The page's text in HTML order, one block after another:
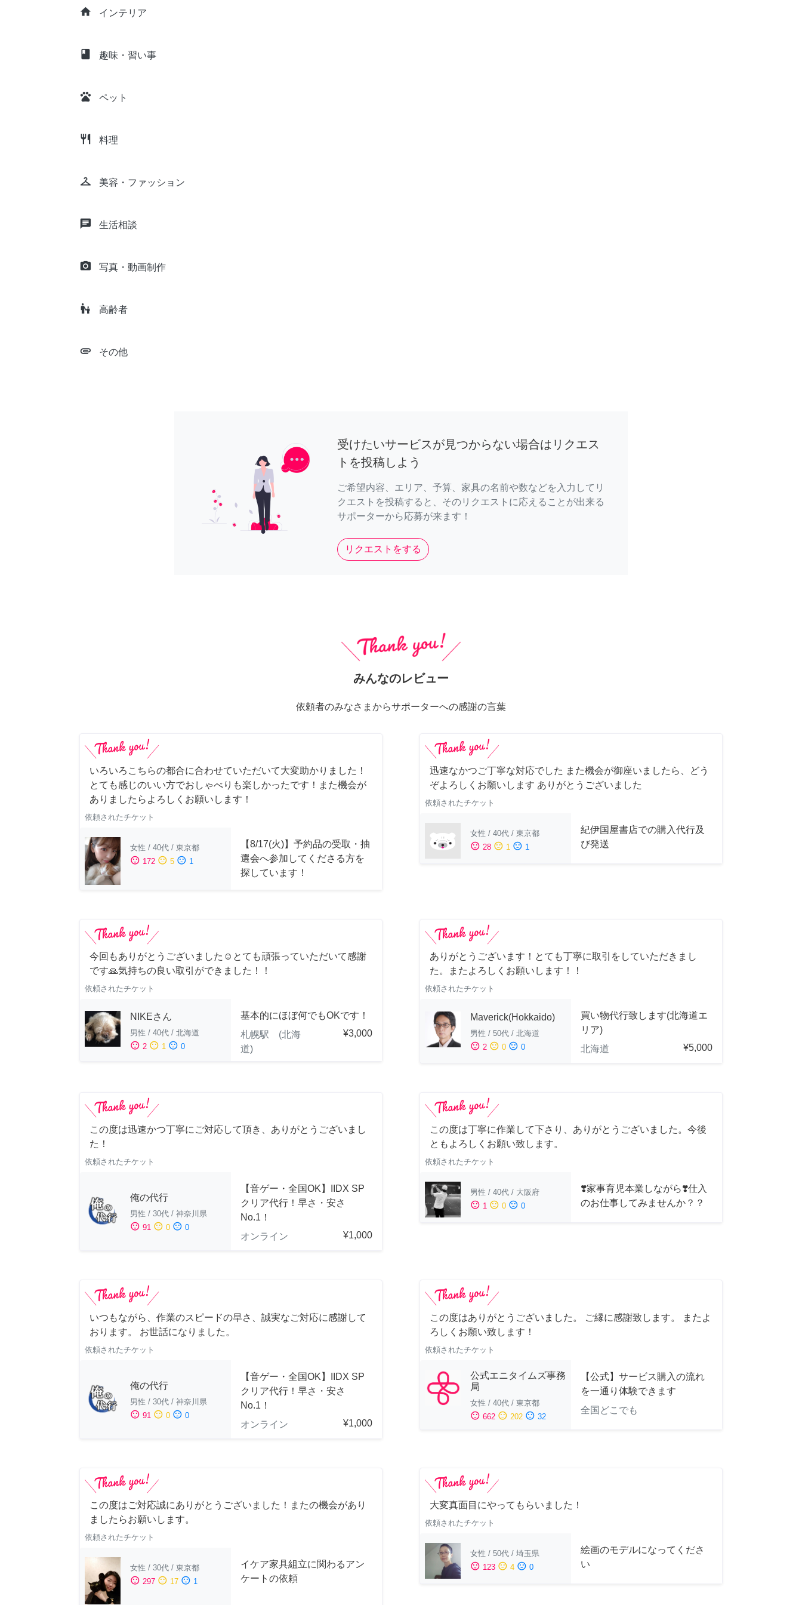
home インテリア
class 趣味・習い事
pets ペット
restaurant 料理
checkroom 美容・ファッション
chat 生活相談
camera_alt 写真・動画制作
escalator_warning 高齢者
attachment その他
受けたいサービスが見つからない場合はリクエス
トを投稿しよう
ご希望内容、エリア、予算、家具の名前や数などを入力してリ
クエストを投稿すると、そのリクエストに応えることが出来る
サポーターから応募が来ます！
リクエストをする
みんなのレビュー
依頼者のみなさまからサポーターへの感謝の言葉
いろいろこちらの都合に合わせていただいて大変助かりました！
とても感じのいい方でおしゃべりも楽しかったです！また機会が
ありましたらよろしくお願いします！
依頼されたチケット
女性 / 40代 / 東京都
sentiment_satisfied 172 sentiment_neutral 5 sentiment_dissatisfied 1
【8/17(火)】予約品の受取・抽
選会へ参加してくださる方を
探しています！
迅速なかつご丁寧な対応でした また機会が御座いましたら、どう
ぞよろしくお願いします ありがとうございました
依頼されたチケット
女性 / 40代 / 東京都
sentiment_satisfied 28 sentiment_neutral 1 sentiment_dissatisfied 1
紀伊国屋書店での購入代行及
び発送
今回もありがとうございました☺️とても頑張っていただいて感謝
です🙏気持ちの良い取引ができました！！
依頼されたチケット
NIKEさん
男性 / 40代 / 北海道
sentiment_satisfied 2 sentiment_neutral 1 sentiment_dissatisfied 0
基本的にほぼ何でもOKです！
札幌駅 (北海
道)
¥3,000
ありがとうございます！とても丁寧に取引をしていただきまし
た。またよろしくお願いします！！
依頼されたチケット
Maverick(Hokkaido)
男性 / 50代 / 北海道
sentiment_satisfied 2 sentiment_neutral 0 sentiment_dissatisfied 0
買い物代行致します(北海道エ
リア)
北海道
¥5,000
この度は迅速かつ丁寧にご対応して頂き、ありがとうございまし
た！
依頼されたチケット
俺の代行
男性 / 30代 / 神奈川県
sentiment_satisfied 91 sentiment_neutral 0 sentiment_dissatisfied 0
【音ゲー・全国OK】IIDX SP
クリア代行！早さ・安さ
No.1！
オンライン
¥1,000
この度は丁寧に作業して下さり、ありがとうございました。今後
ともよろしくお願い致します。
依頼されたチケット
男性 / 40代 / 大阪府
sentiment_satisfied 1 sentiment_neutral 0 sentiment_dissatisfied 0
❣️家事育児本業しながら❣️仕入
のお仕事してみませんか？？
いつもながら、作業のスピードの早さ、誠実なご対応に感謝して
おります。 お世話になりました。
依頼されたチケット
俺の代行
男性 / 30代 / 神奈川県
sentiment_satisfied 91 sentiment_neutral 0 sentiment_dissatisfied 0
【音ゲー・全国OK】IIDX SP
クリア代行！早さ・安さ
No.1！
オンライン
¥1,000
この度はありがとうございました。 ご縁に感謝致します。 またよ
ろしくお願い致します！
依頼されたチケット
公式エニタイムズ事務
局
女性 / 40代 / 東京都
sentiment_satisfied 662 sentiment_neutral 202 sentiment_dissatisfied 32
【公式】サービス購入の流れ
を一通り体験できます
全国どこでも
この度はご対応誠にありがとうございました！またの機会があり
ましたらお願いします。
依頼されたチケット
女性 / 30代 / 東京都
sentiment_satisfied 297 sentiment_neutral 17 sentiment_dissatisfied 1
イケア家具組立に関わるアン
ケートの依頼
大変真面目にやってもらいました！
依頼されたチケット
女性 / 50代 / 埼玉県
sentiment_satisfied 123 sentiment_neutral 4 sentiment_dissatisfied 0
絵画のモデルになってくださ
い